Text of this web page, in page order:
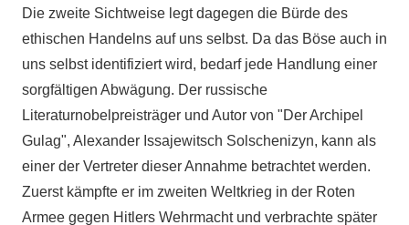
Die zweite Sichtweise legt dagegen die Bürde des
ethischen Handelns auf uns selbst. Da das Böse auch in
uns selbst identifiziert wird, bedarf jede Handlung einer
sorgfältigen Abwägung. Der russische
Literaturnobelpreisträger und Autor von "Der Archipel
Gulag", Alexander Issajewitsch Solschenizyn, kann als
einer der Vertreter dieser Annahme betrachtet werden.
Zuerst kämpfte er im zweiten Weltkrieg in der Roten
Armee gegen Hitlers Wehrmacht und verbrachte später